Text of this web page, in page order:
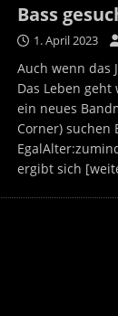
Bass
1. April 2023
Auch wenn das
Das Leben
ein neues
Corner) suchen
ergibt sich